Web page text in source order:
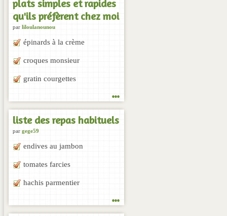
plats simples et rapides
qu'ils préfèrent chez moi
par liloulanounou
épinards à la crème
croques monsieur
gratin courgettes
...
liste des repas habituels
par gege59
endives au jambon
tomates farcies
hachis parmentier
...